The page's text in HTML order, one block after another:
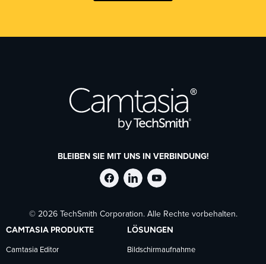
BLEIBEN SIE MIT UNS IN VERBINDUNG!
TechSmith
auf
Facebook
TechSmith
auf
LinkedIn
TechSmith
auf
YouTube
© 2026 TechSmith Corporation. Alle Rechte vorbehalten.
CAMTASIA PRODUKTE
Camtasia Editor
LÖSUNGEN
Bildschirmaufnahme